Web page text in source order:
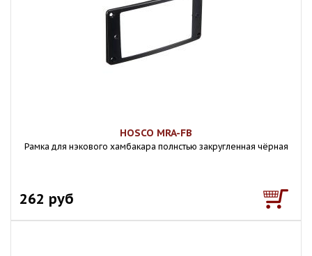
HOSCO MRA-FB
Рамка для нэкового хамбакара полнстью закругленная чёрная
262 руб